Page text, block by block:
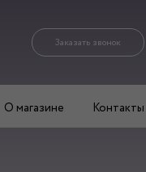
Заказать звонок
О магазине Контакты